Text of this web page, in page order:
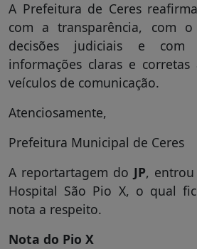
A Prefeitura de Ceres
com a transparência, com
decisões judiciais e
informações claras e
veículos de comunicação.
Atenciosamente,
Prefeitura Municipal de Ceres
A reportartagem do JP,
Hospital São Pio X, o qual
nota a respeito.
Nota do Pio X